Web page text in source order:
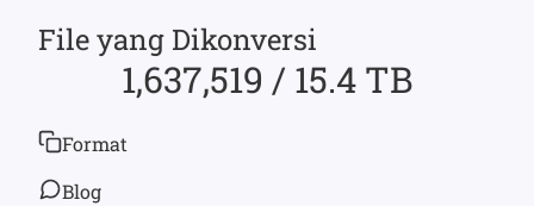
File yang Dikonversi
1,637,519 / 15.4 TB
Format
Blog